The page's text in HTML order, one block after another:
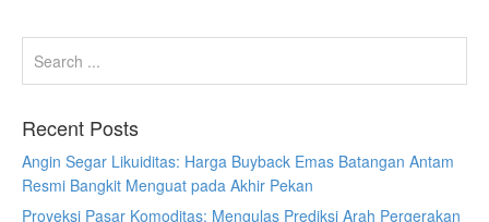
Recent Posts
Angin Segar Likuiditas: Harga Buyback Emas Batangan Antam
Resmi Bangkit Menguat pada Akhir Pekan
Proyeksi Pasar Komoditas: Mengulas Prediksi Arah Pergerakan